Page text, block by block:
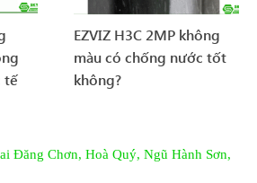
tế
EZVIZ H3C 2MP không
màu có chống nước tốt
không?
Đăng Chơn, Hoà Quý, Ngũ Hành Sơn,